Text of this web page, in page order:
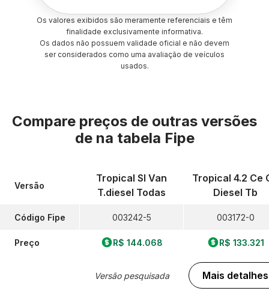
Os valores exibidos são meramente referenciais e têm
finalidade exclusivamente informativa.
Os dados não possuem validade oficial e não devem
ser considerados como uma avaliação de veículos
usados.
Compare preços de outras versões
de na tabela Fipe
Versão
Código Fipe
Preço
Tropical Sl Van
T.diesel Todas
003242-5
R$ 144.068
Versão pesquisada
Tropical 4.2 Ce
Diesel Tb
003172-0
R$ 133.321
Mais detalhes